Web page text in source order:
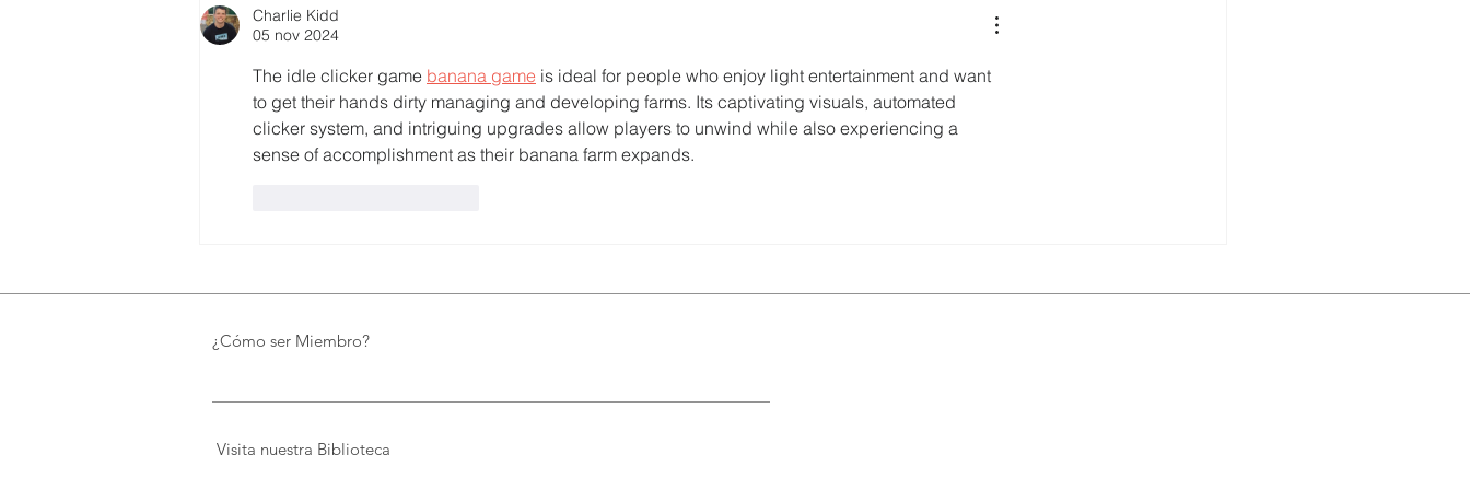
Biblioteca de FUNDACIÓN
FIDAL, un proyecto que
preserva el patrimonio y
democratiza el conocimiento
acciones sostenibles en
Charlie Kidd
05 nov 2024
The idle clicker game banana game is ideal for people who enjoy light entertainment and want
to get their hands dirty managing and developing farms. Its captivating visuals, automated
clicker system, and intriguing upgrades allow players to unwind while also experiencing a
sense of accomplishment as their banana farm expands.
¿Cómo ser Miembro?
Visita nuestra Biblioteca